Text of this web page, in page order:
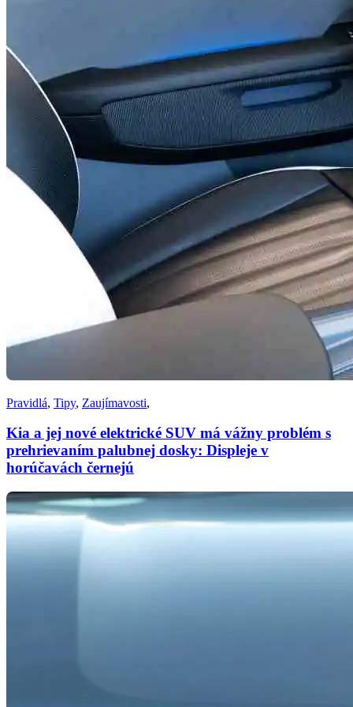
Pravidlá, Tipy, Zaujímavosti,
Kia a jej nové elektrické SUV má vážny problém s
prehrievaním palubnej dosky: Displeje v
horúčavách černejú